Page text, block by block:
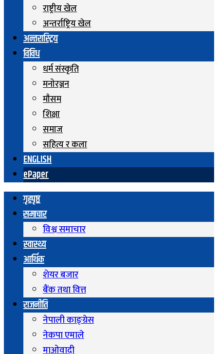
राष्ट्रीय खेल
अन्तर्राष्ट्रिय खेल
अन्तरास्ट्रिय
विविध
धर्म संस्कृति
मनोरञ्जन
माैसम
शिक्षा
समाज
सहित्य र कला
ENGLISH
ePaper
गृहपृष्ठ
समाचार
विश्व समाचार
स्वास्थ्य
आर्थिक
शेयर बजार
बैंक तथा वित्त
राजनीति
नेपाली काङ्ग्रेस
नेकपा एमाले
माओवादी